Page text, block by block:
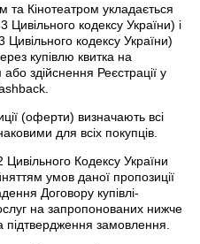
та Кінотеатром укладається
Цивільного кодексу України) і
Цивільного кодексу України)
купівлю квитка на
здійснення Реєстрації у
(оферти) визначають всі
для всіх покупців.
Цивільного Кодексу України
умов даної пропозиції
Договору купівлі-
на запропонованих нижче
замовлення.